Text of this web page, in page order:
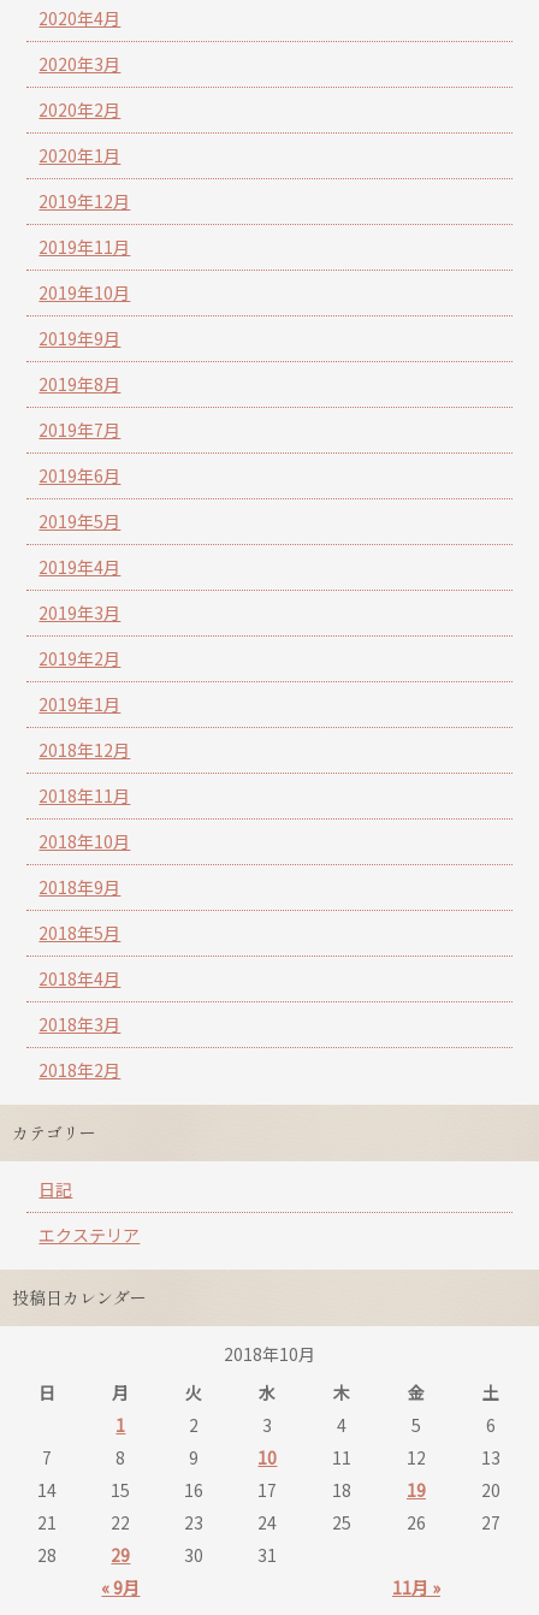
2020年4月
2020年3月
2020年2月
2020年1月
2019年12月
2019年11月
2019年10月
2019年9月
2019年8月
2019年7月
2019年6月
2019年5月
2019年4月
2019年3月
2019年2月
2019年1月
2018年12月
2018年11月
2018年10月
2018年9月
2018年5月
2018年4月
2018年3月
2018年2月
カテゴリー
日記
エクステリア
投稿日カレンダー
2018年10月
日
月 火 水 木 金 土
« 9月 11月 »
1 2 3 4 5
6
7
8 9 10 11 12
13
14
15 16 17 18 19
20
21
22 23 24 25 26
27
28
29 30 31